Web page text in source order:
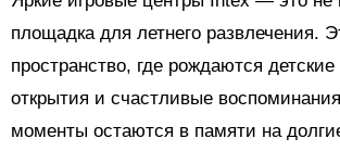
площадка для летнего развлечения.
пространство, где рождаются
открытия и счастливые
моменты остаются в памяти на